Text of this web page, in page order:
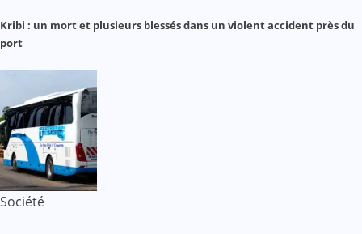
Kribi : un mort et plusieurs blessés dans un violent accident près du
port
Société